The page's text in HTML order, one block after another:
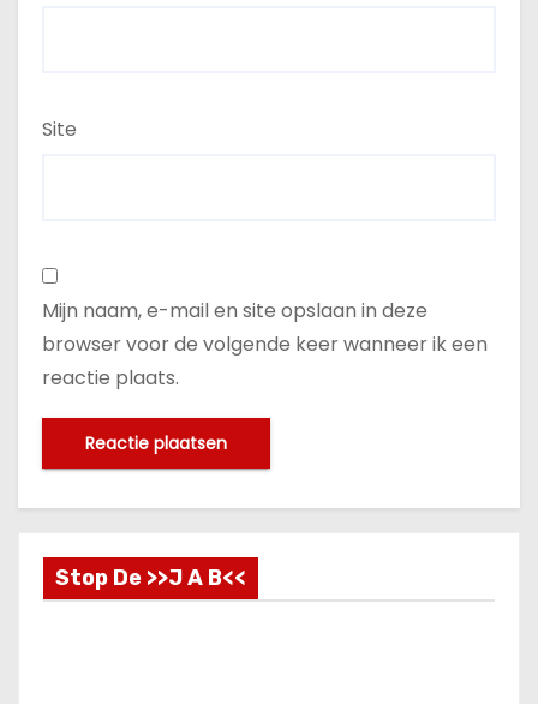
Site
Mijn naam, e-mail en site opslaan in deze
browser voor de volgende keer wanneer ik een
reactie plaats.
Stop De >>J A B<<